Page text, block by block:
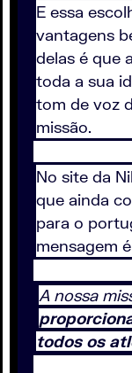
E essa
vantagens
delas é que
toda a sua
tom de voz
missão.
No site da
que ainda
para o
mensagem
A nossa
todos os